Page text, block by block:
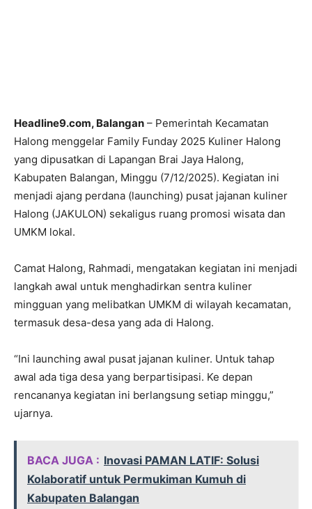
Headline9.com, Balangan – Pemerintah Kecamatan
Halong menggelar Family Funday 2025 Kuliner Halong
yang dipusatkan di Lapangan Brai Jaya Halong,
Kabupaten Balangan, Minggu (7/12/2025). Kegiatan ini
menjadi ajang perdana (launching) pusat jajanan kuliner
Halong (JAKULON) sekaligus ruang promosi wisata dan
UMKM lokal.
Camat Halong, Rahmadi, mengatakan kegiatan ini menjadi
langkah awal untuk menghadirkan sentra kuliner
mingguan yang melibatkan UMKM di wilayah kecamatan,
termasuk desa-desa yang ada di Halong.
“Ini launching awal pusat jajanan kuliner. Untuk tahap
awal ada tiga desa yang berpartisipasi. Ke depan
rencananya kegiatan ini berlangsung setiap minggu,”
ujarnya.
BACA JUGA : Inovasi PAMAN LATIF: Solusi
Kolaboratif untuk Permukiman Kumuh di
Kabupaten Balangan